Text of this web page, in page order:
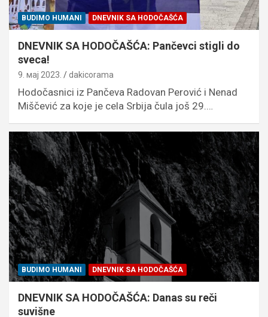
BUDIMO HUMANI DNEVNIK SA HODOČAŠĆA
DNEVNIK SA HODOČAŠĆA: Pančevci stigli do
sveca!
9. мај 2023. dakicorama
Hodočasnici iz Pančeva Radovan Perović i Nenad
Miščević za koje je cela Srbija čula još 29.…
BUDIMO HUMANI DNEVNIK SA HODOČAŠĆA
DNEVNIK SA HODOČAŠĆA: Danas su reči
suvišne